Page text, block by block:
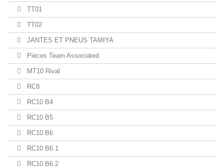
TT01
TT02
JANTES ET PNEUS TAMIYA
Pièces Team Associated
MT10 Rival
RC8
RC10 B4
RC10 B5
RC10 B6
RC10 B6.1
RC10 B6.2